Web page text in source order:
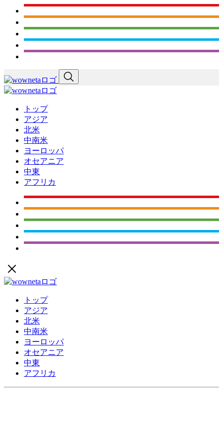
トップ
アジア
北米
中南米
ヨーロッパ
オセアニア
中東
アフリカ
トップ
アジア
北米
中南米
ヨーロッパ
オセアニア
中東
アフリカ